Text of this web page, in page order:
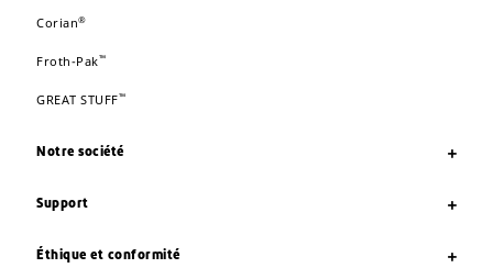
Corian®
Froth-Pak™
GREAT STUFF™
Notre société
Support
Éthique et conformité